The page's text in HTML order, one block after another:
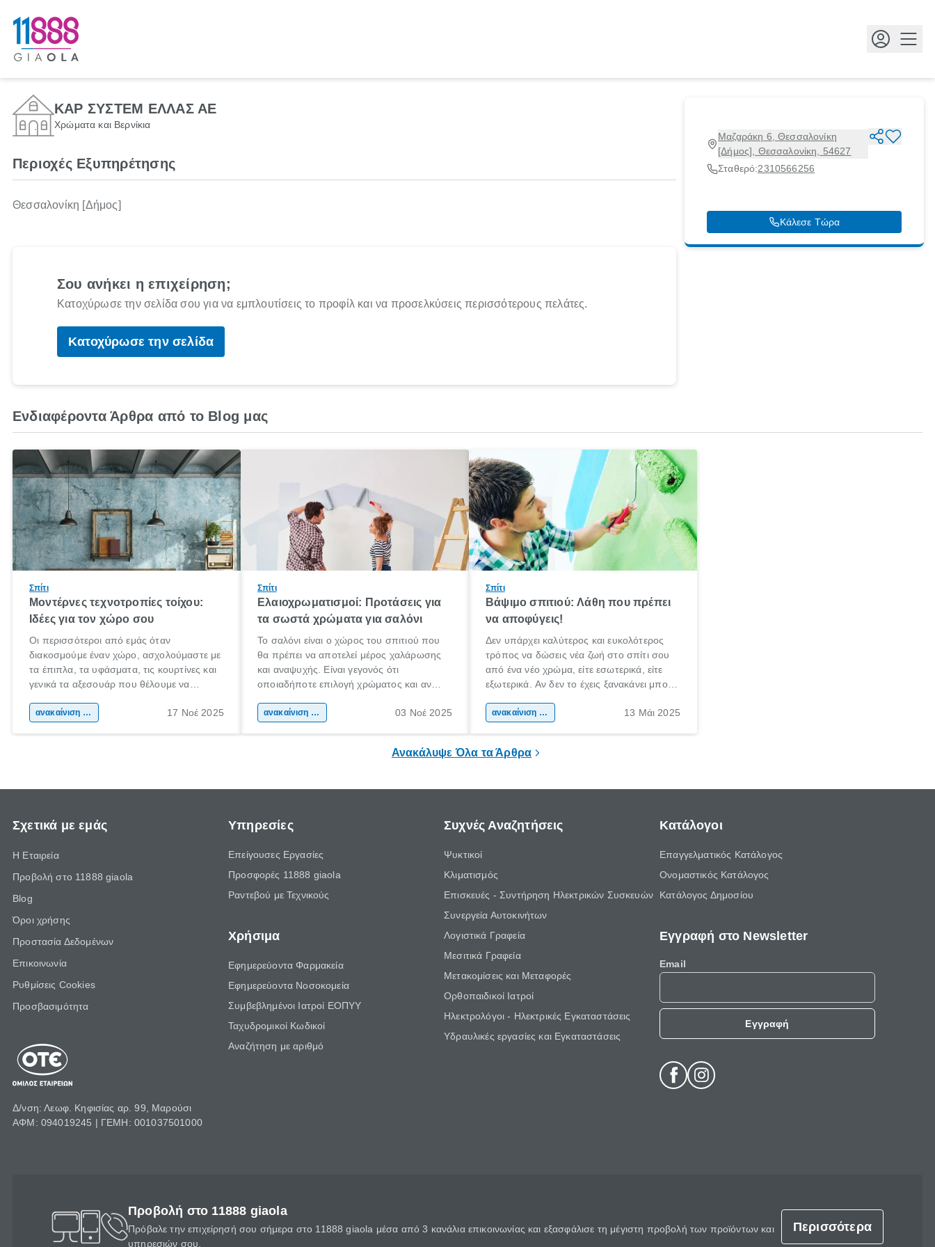
ΚΑΡ ΣΥΣΤΕΜ ΕΛΛΑΣ ΑΕ
Χρώματα και Βερνίκια
Μαζαράκη 6, Θεσσαλονίκη
[Δήμος], Θεσσαλονίκη, 54627
Σταθερό:2310566256
Κάλεσε Τώρα
Περιοχές Εξυπηρέτησης
Θεσσαλονίκη [Δήμος]
Σου ανήκει η επιχείρηση;
Κατοχύρωσε την σελίδα σου για να εμπλουτίσεις το προφίλ και να προσελκύσεις περισσότερους πελάτες.
Κατοχύρωσε την σελίδα
Ενδιαφέροντα Άρθρα από το Blog μας
Σπίτι
Μοντέρνες τεχνοτροπίες τοίχου:
Ιδέες για τον χώρο σου
Οι περισσότεροι από εμάς όταν
διακοσμούμε έναν χώρο, ασχολούμαστε με
τα έπιπλα, τα υφάσματα, τις κουρτίνες και
γενικά τα αξεσουάρ που θέλουμε να
πόσο πολύ επηρεάζουν οι τοίχοι τη
ανακαίνιση σπιτιού 17 Νοέ 2025
Σπίτι
Ελαιοχρωματισμοί: Προτάσεις για
τα σωστά χρώματα για σαλόνι
Το σαλόνι είναι ο χώρος του σπιτιού που
θα πρέπει να αποτελεί μέρος χαλάρωσης
και αναψυχής. Είναι γεγονός ότι
οποιαδήποτε επιλογή χρώματος και αν
διάθεση του σπιτιού.
ανακαίνιση σπιτιού 03 Νοέ 2025
Σπίτι
Βάψιμο σπιτιού: Λάθη που πρέπει
να αποφύγεις!
Δεν υπάρχει καλύτερος και ευκολότερος
τρόπος να δώσεις νέα ζωή στο σπίτι σου
από ένα νέο χρώμα, είτε εσωτερικά, είτε
εξωτερικά. Αν δεν το έχεις ξανακάνει μπορεί
Ωστόσο, αν επιθυμείς να χειριστείς τη
όλοι κάνουμε στο βάψιμο σπιτιού.
ανακαίνιση σπιτιού 13 Μάι 2025
Ανακάλυψε Όλα τα Άρθρα
Σχετικά με εμάς
Η Εταιρεία
Προβολή στο 11888 giaola
Blog
Όροι χρήσης
Προστασία Δεδομένων
Επικοινωνία
Ρυθμίσεις Cookies
Προσβασιμότητα
Δ/νση: Λεωφ. Κηφισίας αρ. 99, Μαρούσι
ΑΦΜ: 094019245 | ΓΕΜΗ: 001037501000
Υπηρεσίες
Επείγουσες Εργασίες
Προσφορές 11888 giaola
Ραντεβού με Τεχνικούς
Χρήσιμα
Εφημερεύοντα Φαρμακεία
Εφημερεύοντα Νοσοκομεία
Συμβεβλημένοι Ιατροί ΕΟΠΥΥ
Ταχυδρομικοί Κωδικοί
Αναζήτηση με αριθμό
Συχνές Αναζητήσεις
Ψυκτικοί
Κλιματισμός
Επισκευές - Συντήρηση Ηλεκτρικών Συσκευών
Συνεργεία Αυτοκινήτων
Λογιστικά Γραφεία
Μεσιτικά Γραφεία
Μετακομίσεις και Μεταφορές
Ορθοπαιδικοί Ιατροί
Ηλεκτρολόγοι - Ηλεκτρικές Εγκαταστάσεις
Υδραυλικές εργασίες και Εγκαταστάσεις
Κατάλογοι
Επαγγελματικός Κατάλογος
Ονομαστικός Κατάλογος
Κατάλογος Δημοσίου
Εγγραφή στο Newsletter
Email
Εγγραφή
Προβολή στο 11888 giaola
Πρόβαλε την επιχείρησή σου σήμερα στο 11888 giaola μέσα από 3 κανάλια επικοινωνίας και εξασφάλισε τη μέγιστη προβολή των προϊόντων και
υπηρεσιών σου.
Περισσότερα